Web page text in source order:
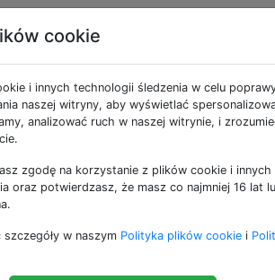
Apple Tagi
/ tmp vs /
/ var / tmp vs
różnice między tymi katalogami?
cookie
i innych technologii śledzenia w celu
naszej witryny, aby wyświetlać
analizować ruch w naszej witrynie, i
zgodę na korzystanie z plików cookie i innych
oraz potwierdzasz, że masz co najmniej 16 lat
w naszym Polityka plików cookie i